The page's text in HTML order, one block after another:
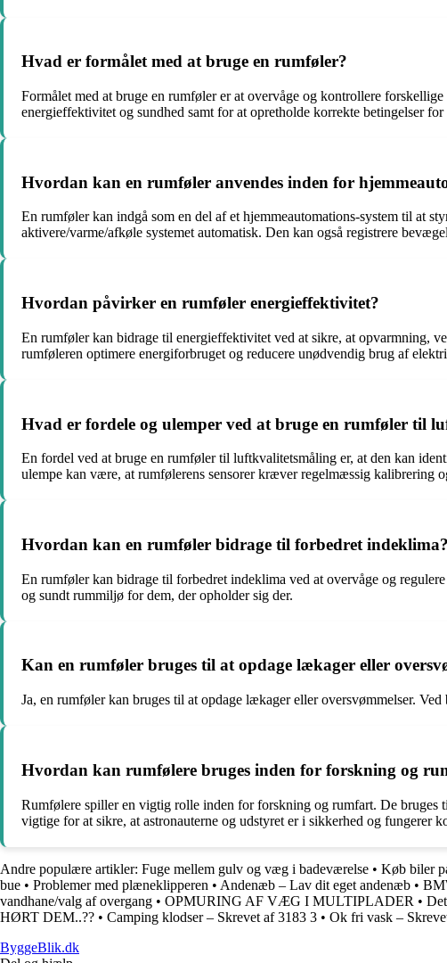
Hvad er formålet med at bruge en rumføler?
Formålet med at bruge en rumføler er at overvåge og kontrollere
energieffektivitet og sundhed samt for at opretholde korrekte betingelser
Hvordan kan en rumføler anvendes inden for
En rumføler kan indgå som en del af et hjemmeautomations-system til at
aktivere/varme/afkøle systemet automatisk. Den kan også registrere
Hvordan påvirker en rumføler energieffektivitet?
En rumføler kan bidrage til energieffektivitet ved at sikre, at opvarmning,
rumføleren optimere energiforbruget og reducere unødvendig brug af
Hvad er fordele og ulemper ved at bruge en rumføler til
En fordel ved at bruge en rumføler til luftkvalitetsmåling er, at den kan
ulempe kan være, at rumfølerens sensorer kræver regelmæssig kalibrering
Hvordan kan en rumføler bidrage til forbedret indeklima?
En rumføler kan bidrage til forbedret indeklima ved at overvåge og
og sundt rummiljø for dem, der opholder sig der.
Kan en rumføler bruges til at opdage lækager eller
Ja, en rumføler kan bruges til at opdage lækager eller oversvømmelser.
Hvordan kan rumfølere bruges inden for forskning og
Rumfølere spiller en vigtig rolle inden for forskning og rumfart. De bruges
vigtige for at sikre, at astronauterne og udstyret er i sikkerhed og fungerer
Andre populære artikler: Fuge mellem gulv og væg i badeværelse • Køb biler
bue • Problemer med plæneklipperen • Andenæb – Lav dit eget andenæb •
vandhane/valg af overgang • OPMURING AF VÆG I MULTIPLADER •
HØRT DEM..?? • Camping klodser – Skrevet af 3183 3 • Ok fri vask –
ByggeBlik.dk